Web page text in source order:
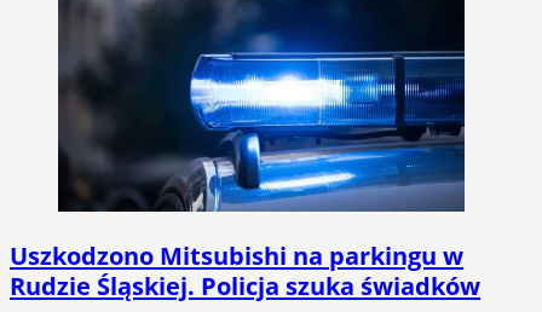
Uszkodzono Mitsubishi na parkingu w
Rudzie Śląskiej. Policja szuka świadków